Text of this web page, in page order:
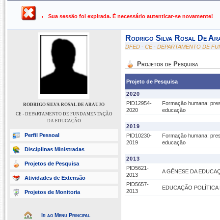
UFPB ›
Sua sessão foi expirada. É necessário autenticar-se novamente!
RODRIGO SILVA ROSAL DE ARAUJO
CE - DEPARTAMENTO DE FUNDAMENTAÇÃO
DA EDUCAÇÃO
Perfil Pessoal
Disciplinas Ministradas
Projetos de Pesquisa
Atividades de Extensão
Projetos de Monitoria
Ir ao Menu Principal
Rodrigo Silva Rosal De
DFED - CE - DEPARTAMENTO DE
Projetos de Pesquisa
Projeto de Pesquisa
2020
PID12954-
2020
Formação humana:
educação
2019
PID10230-
2019
Formação humana:
educação
2013
PID5621-
2013
A GÊNESE DA
PID5657-
2013
EDUCAÇÃO